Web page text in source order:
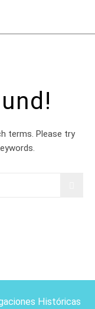
terms. Please try
Históricas